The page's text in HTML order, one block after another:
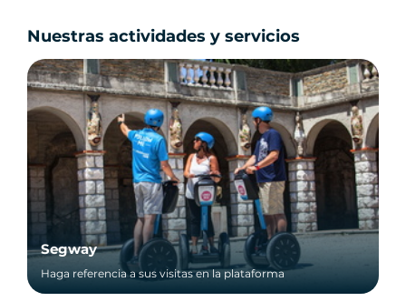
Nuestras actividades y servicios
Segway
Haga referencia a sus visitas en la plataforma